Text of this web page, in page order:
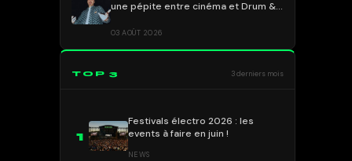
une pépite entre cinéma et Drum &
03 AOÛT 2026
TOP 3 3 derniers mois
1
Festivals électro 2026 : les
events à faire en juin !
NEWS